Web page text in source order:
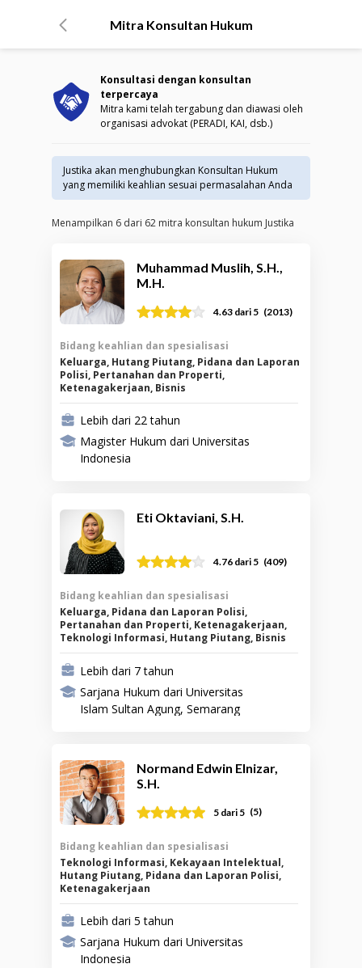
Mitra Konsultan Hukum
Konsultasi dengan konsultan
terpercaya
Mitra kami telah tergabung dan diawasi oleh
organisasi advokat (PERADI, KAI, dsb.)
Justika akan menghubungkan Konsultan Hukum
yang memiliki keahlian sesuai permasalahan Anda
Menampilkan 6 dari 62 mitra konsultan hukum Justika
Muhammad Muslih, S.H.,
M.H.
4.63 dari 5 (2013)
Bidang keahlian dan spesialisasi
Keluarga, Hutang Piutang, Pidana dan Laporan
Polisi, Pertanahan dan Properti,
Ketenagakerjaan, Bisnis
Lebih dari 22 tahun
Magister Hukum dari Universitas
Indonesia
Eti Oktaviani, S.H.
4.76 dari 5 (409)
Bidang keahlian dan spesialisasi
Keluarga, Pidana dan Laporan Polisi,
Pertanahan dan Properti, Ketenagakerjaan,
Teknologi Informasi, Hutang Piutang, Bisnis
Lebih dari 7 tahun
Sarjana Hukum dari Universitas
Islam Sultan Agung, Semarang
Normand Edwin Elnizar,
S.H.
5 dari 5 (5)
Bidang keahlian dan spesialisasi
Teknologi Informasi, Kekayaan Intelektual,
Hutang Piutang, Pidana dan Laporan Polisi,
Ketenagakerjaan
Lebih dari 5 tahun
Sarjana Hukum dari Universitas
Indonesia